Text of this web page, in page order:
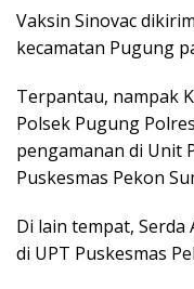
Vaksin Sinovac
kecamatan Pugung
Terpantau, nampak
Polsek Pugung
pengamanan di Unit
Puskesmas Pekon
Di lain tempat,
di UPT Puskesmas